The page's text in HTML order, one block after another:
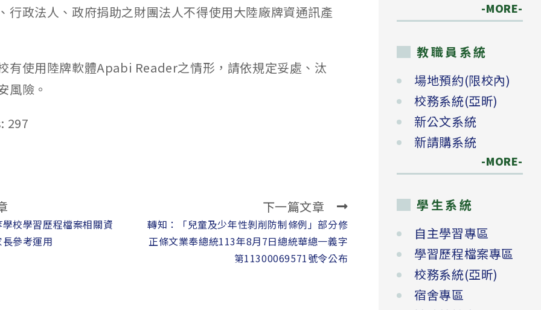
行政法人、政府捐助之財團法人不得使用大陸廠牌資通訊產
有使用陸牌軟體Apabi Reader之情形，請依規定妥處、汰
風險。
297
校學習歷程檔案相關資
參考運用
下一篇文章
轉知：「兒童及少年性剝削防制條例」部分修
正條文業奉總統113年8月7日總統華總一義字
第11300069571號令公布
-MORE-
教職員系統
場地預約(限校內)
校務系統(亞昕)
新公文系統
新請購系統
-MORE-
學生系統
自主學習專區
學習歷程檔案專區
校務系統(亞昕)
宿舍專區